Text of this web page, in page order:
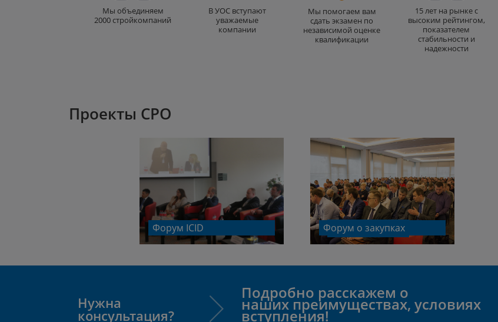
Мы объединяем
2000 стройкомпаний
В УОС вступают
уважаемые
компании
Мы помогаем вам
сдать экзамен по
независимой оценке
квалификации
15 лет на рынке с
высоким рейтингом,
показателем
стабильности и
надежности
Проекты СРО
Форум ICID Форум о закупках
Нужна
консультация?
Подробно расскажем о
наших преимуществах, условиях
вступления!